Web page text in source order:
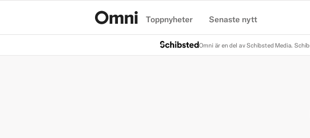
Toppnyheter Senaste nytt
Omni är en del av Schibsted Media.